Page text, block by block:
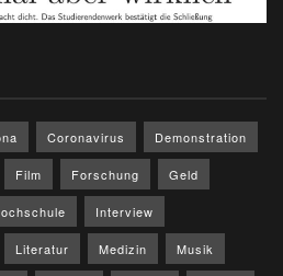
Coronavirus Demonstration
Film Forschung Geld
Interview
Literatur Medizin Musik